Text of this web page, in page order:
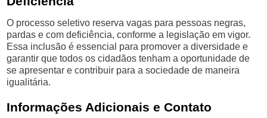
O processo seletivo reserva vagas para pessoas negras,
pardas e com deficiência, conforme a legislação em vigor.
Essa inclusão é essencial para promover a diversidade e
garantir que todos os cidadãos tenham a oportunidade de
se apresentar e contribuir para a sociedade de maneira
igualitária.
Informações Adicionais e Contato